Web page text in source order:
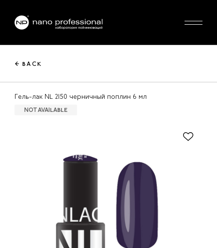
← BACK
Гель-лак NL 2150 черничный поплин 6 мл
NOT AVAILABLE